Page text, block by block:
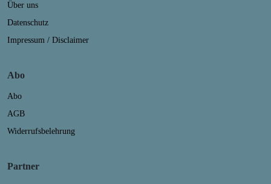
Über uns
Datenschutz
Impressum / Disclaimer
Abo
Abo
AGB
Widerrufsbelehrung
Partner